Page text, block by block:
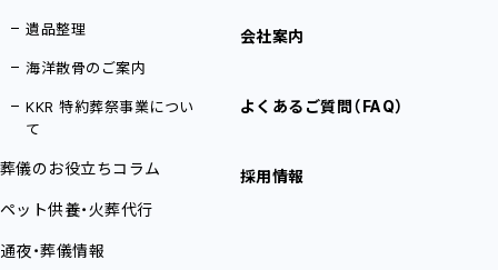
遺品整理
海洋散骨のご案内
KKR 特約葬祭事業につい
て
葬儀のお役立ちコラム
ペット供養・火葬代行
通夜・葬儀情報
会社案内
よくあるご質問（FAQ）
採用情報